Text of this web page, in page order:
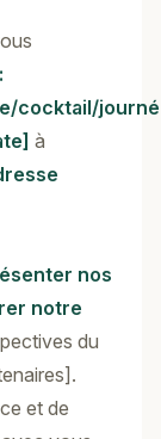
cocktail/
à
nos
notre
du
et de